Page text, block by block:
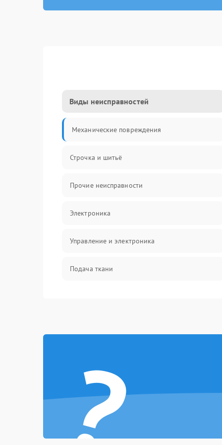
Виды неисправностей
Механические повреждения
Строчка и шитьё
Прочие неисправности
Электроника
Управление и электроника
Подача ткани
?